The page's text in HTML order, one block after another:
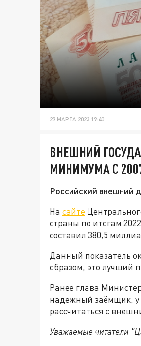
29 МАРТА 2023 19:40
ВНЕШНИЙ
МИНИМУМА С
Российский внешний
На сайте
страны по итогам
составил 380,5
Данный показатель
образом, это лучший
Ранее глава
надежный заёмщик, у
рассчитаться с
Уважаемые читатели